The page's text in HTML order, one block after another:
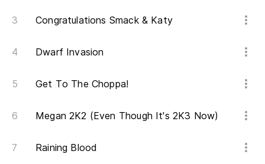
Congratulations Smack & Katy
Dwarf Invasion
Get To The Choppa!
Megan 2K2 (Even Though It's 2K3 Now)
Raining Blood